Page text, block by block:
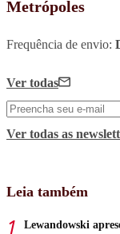
Metrópoles
Frequência de envio:
Ver todas
Ver todas as
Leia também
Lewandowski